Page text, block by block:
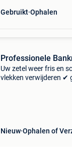
Gebruikt Ophalen
Professionele
Uw zetel weer fris en
vlekken verwijderen ✔
Nieuw Ophalen of